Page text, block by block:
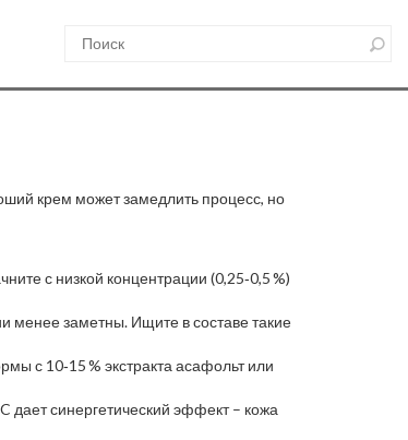
крем может замедлить процесс, но
с низкой концентрации (0,25‑0,5 %)
менее заметны. Ищите в составе такие
с 10‑15 % экстракта асафольт или
дает синергетический эффект – кожа